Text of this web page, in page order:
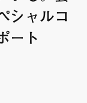
シャルコ
ート